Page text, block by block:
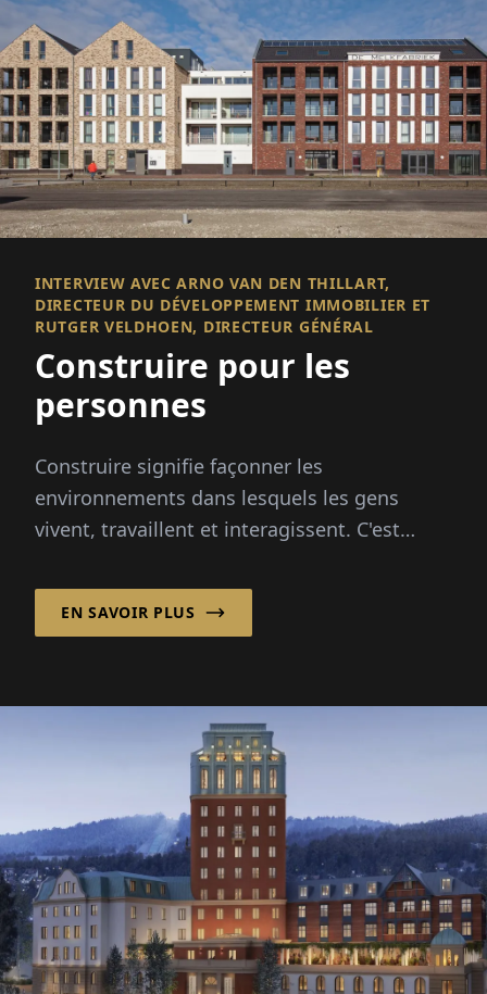
INTERVIEW AVEC ARNO VAN DEN THILLART,
DIRECTEUR DU DÉVELOPPEMENT IMMOBILIER ET
RUTGER VELDHOEN, DIRECTEUR GÉNÉRAL
Construire pour les
personnes
Construire signifie façonner les
environnements dans lesquels les gens
vivent, travaillent et interagissent. C'est
construction réussies concernent plus que...
EN SAVOIR PLUS